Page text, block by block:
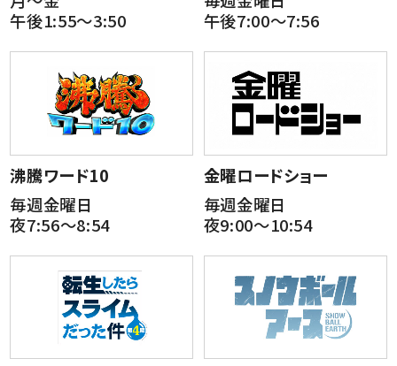
午後1:55～3:50
午後7:00～7:56
沸騰ワード10
毎週金曜日
夜7:56～8:54
金曜ロードショー
毎週金曜日
夜9:00～10:54